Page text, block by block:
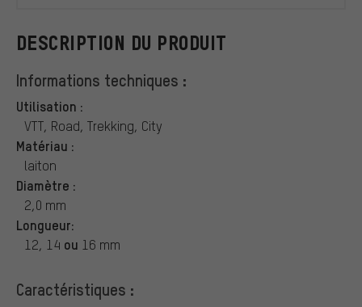
DESCRIPTION DU PRODUIT
Informations techniques :
Utilisation :
VTT, Road, Trekking, City
Matériau :
laiton
Diamètre :
2,0 mm
Longueur:
12, 14 ou 16 mm
Caractéristiques :